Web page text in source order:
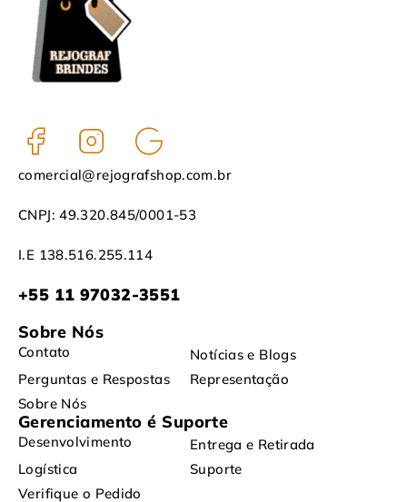
comercial@rejografshop.com.br
CNPJ: 49.320.845/0001-53
I.E 138.516.255.114
+55 11 97032-3551
Sobre Nós
Contato
Notícias e Blogs
Perguntas e Respostas
Representação
Sobre Nós
Gerenciamento é Suporte
Desenvolvimento
Entrega e Retirada
Logística
Suporte
Verifique o Pedido